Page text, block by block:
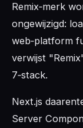
Remix‑merk
ongewijzigd:
web‑platform
verwijst
7‑stack.
Next.js
Server